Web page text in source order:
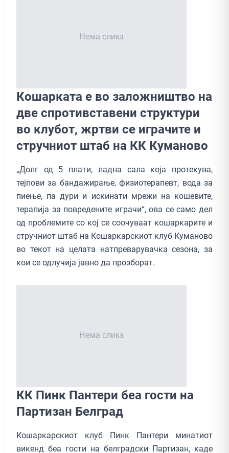
Кошарката е во заложништво на
две спротивставени структури
во клубот, жртви се играчите и
стручниот штаб на КК Куманово
„Долг од 5 плати, ладна сала која протекува,
тејпови за бандажирање, физиотерапевт, вода за
пиење, па дури и искинати мрежи на кошевите,
терапија за повредените играчи“, ова се само дел
од проблемите со кој се соочуваат кошаркарите и
стручниот штаб на Кошаркарскиот клуб Куманово
во текот на целата натпреварувачка сезона, за
кои се одлучија јавно да прозборат.
КК Пинк Пантери беа гости на
Партизан Белград
Кошаркарскиот клуб Пинк Пантери минатиот
викенд беа гости на белградски Партизан, каде